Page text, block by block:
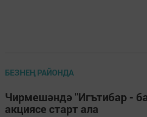
БЕЗНЕҢ РАЙОНДА
Чирмешәндә "Игътибар -
акциясе старт ала